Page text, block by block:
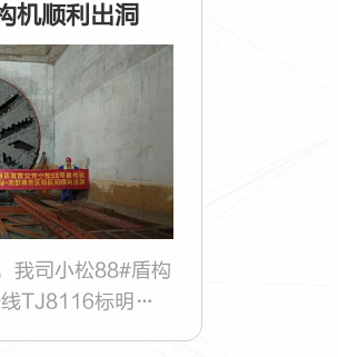
机顺利出洞
我司小松88#盾构
TJ8116标明州